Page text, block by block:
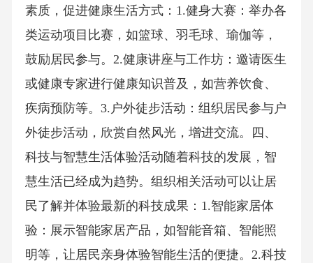
素质，促进健康生活方式：1.健身大赛：举办各
类运动项目比赛，如篮球、羽毛球、瑜伽等，
鼓励居民参与。2.健康讲座与工作坊：邀请医生
或健康专家进行健康知识普及，如营养饮食、
疾病预防等。3.户外徒步活动：组织居民参与户
外徒步活动，欣赏自然风光，增进交流。四、
科技与智慧生活体验活动随着科技的发展，智
慧生活已经成为趋势。组织相关活动可以让居
民了解并体验最新的科技成果：1.智能家居体
验：展示智能家居产品，如智能音箱、智能照
明等，让居民亲身体验智能生活的便捷。2.科技